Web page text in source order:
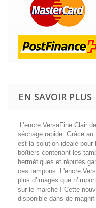
EN SAVOIR PLUS
L’encre VersaFine Clair
séchage rapide. Grâce
est la solution idéale
boîtiers contenant les
hermétiques et réputés
ces tampons. L'encre
plus d’images que
sur le marché ! Cette
disponible dans de